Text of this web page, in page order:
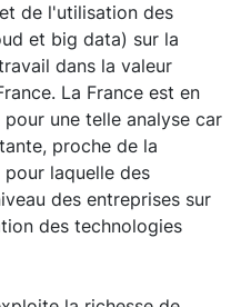
de l'utilisation des
et big data) sur la
dans la valeur
La France est en
une telle analyse car
proche de la
laquelle des
des entreprises sur
des technologies